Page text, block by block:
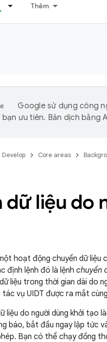
Thêm
Google sử dụng công
ưu tiên. Bản dịch bằng
Develop Core areas
dữ liệu do
hoạt động chuyển dữ
định lệnh đó là lệnh chuyển
liệu trong thời gian dài do
vụ UIDT được ra mắt
liệu do người dùng khởi tạo
báo, bắt đầu ngay lập tức
Bạn có thể chạy đồng